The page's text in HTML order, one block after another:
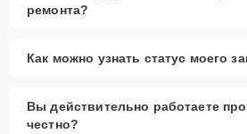
ремонта?
Как можно узнать статус моего
Вы действительно работаете
честно?